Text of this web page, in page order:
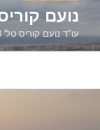
נועם
עו"ד נועם קוריס טל' 0777060058